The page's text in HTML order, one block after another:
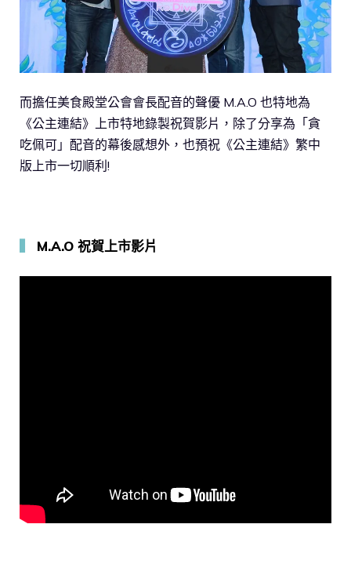
而擔任美食殿堂公會會長配音的聲優 M.A.O 也特地為
《公主連結》上市特地錄製祝賀影片，除了分享為「貪
吃佩可」配音的幕後感想外，也預祝《公主連結》繁中
版上市一切順利!
M.A.O 祝賀上市影片